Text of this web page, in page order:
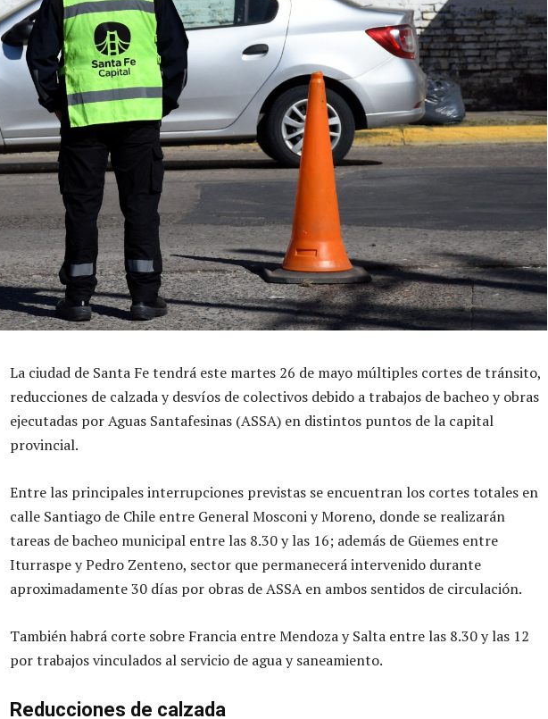
La ciudad de Santa Fe tendrá este martes 26 de mayo múltiples cortes de tránsito,
reducciones de calzada y desvíos de colectivos debido a trabajos de bacheo y obras
ejecutadas por Aguas Santafesinas (ASSA) en distintos puntos de la capital
provincial.
Entre las principales interrupciones previstas se encuentran los cortes totales en
calle Santiago de Chile entre General Mosconi y Moreno, donde se realizarán
tareas de bacheo municipal entre las 8.30 y las 16; además de Güemes entre
Iturraspe y Pedro Zenteno, sector que permanecerá intervenido durante
aproximadamente 30 días por obras de ASSA en ambos sentidos de circulación.
También habrá corte sobre Francia entre Mendoza y Salta entre las 8.30 y las 12
por trabajos vinculados al servicio de agua y saneamiento.
Reducciones de calzada